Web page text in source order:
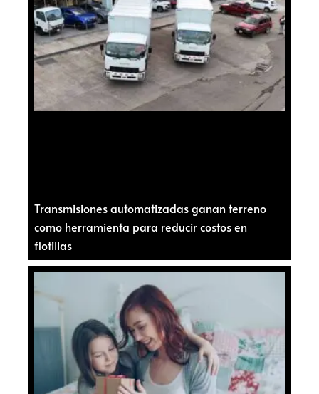
Transmisiones automatizadas ganan terreno
como herramienta para reducir costos en
flotillas